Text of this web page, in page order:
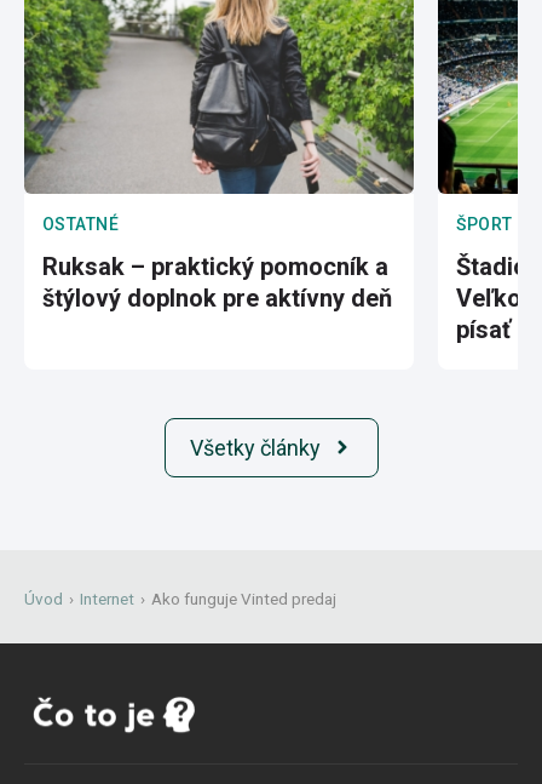
OSTATNÉ
Ruksak – praktický pomocník a
štýlový doplnok pre aktívny deň
ŠPORT
písať
Všetky články
Úvod › Internet › Ako funguje Vinted predaj